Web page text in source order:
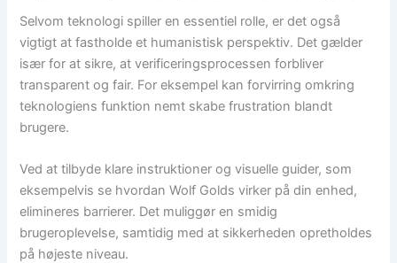
Selvom teknologi spiller en essentiel rolle, er det også
vigtigt at fastholde et humanistisk perspektiv. Det gælder
især for at sikre, at verificeringsprocessen forbliver
transparent og fair. For eksempel kan forvirring omkring
teknologiens funktion nemt skabe frustration blandt
brugere.
Ved at tilbyde klare instruktioner og visuelle guider, som
eksempelvis se hvordan Wolf Golds virker på din enhed,
elimineres barrierer. Det muliggør en smidig
brugeroplevelse, samtidig med at sikkerheden opretholdes
på højeste niveau.